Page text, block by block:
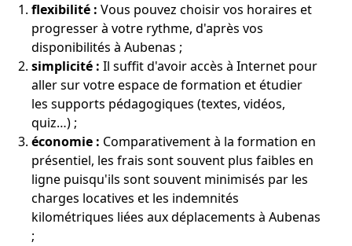
flexibilité : Vous pouvez choisir vos horaires et
progresser à votre rythme, d'après vos
disponibilités à Aubenas ;
simplicité : Il suffit d'avoir accès à Internet pour
aller sur votre espace de formation et étudier
les supports pédagogiques (textes, vidéos,
quiz…) ;
économie : Comparativement à la formation en
présentiel, les frais sont souvent plus faibles en
ligne puisqu'ils sont souvent minimisés par les
charges locatives et les indemnités
kilométriques liées aux déplacements à Aubenas
;